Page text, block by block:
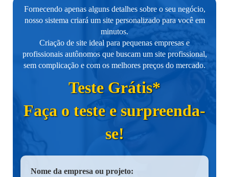
Fornecendo apenas alguns detalhes sobre o seu negócio,
nosso sistema criará um site personalizado para você em
minutos.
Criação de site ideal para pequenas empresas e
profissionais autônomos que buscam um site profissional,
sem complicação e com os melhores preços do mercado.
Teste Grátis*
Faça o teste e surpreenda-
se!
Nome da empresa ou projeto: